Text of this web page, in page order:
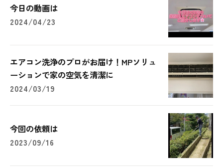
今日の動画は
2024/04/23
エアコン洗浄のプロがお届け！MPソリュ
ーションで家の空気を清潔に
2024/03/19
今回の依頼は
2023/09/16